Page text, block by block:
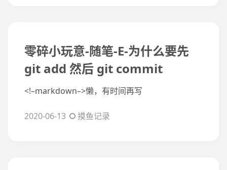
零碎小玩意-随笔-E-为什么要先
git add 然后 git commit
<!–markdown–>懒，有时间再写
2020-06-13 摸鱼记录